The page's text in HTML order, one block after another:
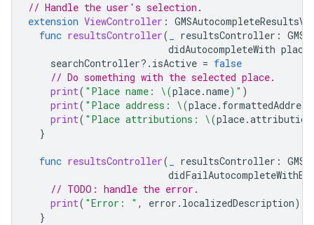
// Handle the user's selection.
extension ViewController :
func resultsController( resultsController :
didAutocompleteWith place
searchController?. isActive = false
// Do something with the selected place.
print( "Place name: \(place.name) " )
print( "Place address: \(place. formattedAddress
print( "Place attributions: \(place.
}
func resultsController( resultsController :
// TODO: handle the error.
print( "Error: " , error . localizedDescription)
}